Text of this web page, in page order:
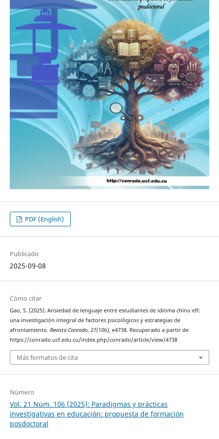
PDF (English)
Publicado
2025-09-08
Cómo citar
Gao, S. (2025). Ansiedad de lenguaje entre estudiantes de idioma chino efl:
una investigación integral de factores psicológicos y estrategias de
afrontamiento. Revista Conrado, 21(106), e4738. Recuperado a partir de
https://conrado.ucf.edu.cu/index.php/conrado/article/view/4738
Más formatos de cita
Número
Vol. 21 Núm. 106 (2025): Paradigmas y prácticas
investigativas en educación: propuesta de formación
posdoctoral